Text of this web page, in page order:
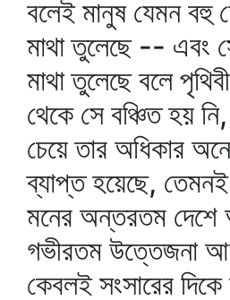
বলেই মানুষ যেমন বহু
মাথা তুলেছে -- এবং
মাথা তুলেছে বলে
থেকে সে বঞ্চিত হয়
চেয়ে তার অধিকার
ব্যাপ্ত হয়েছে,
মনের অন্তরতম
গভীরতম উত্তেজনা
কেবলই সংসারের দিকে